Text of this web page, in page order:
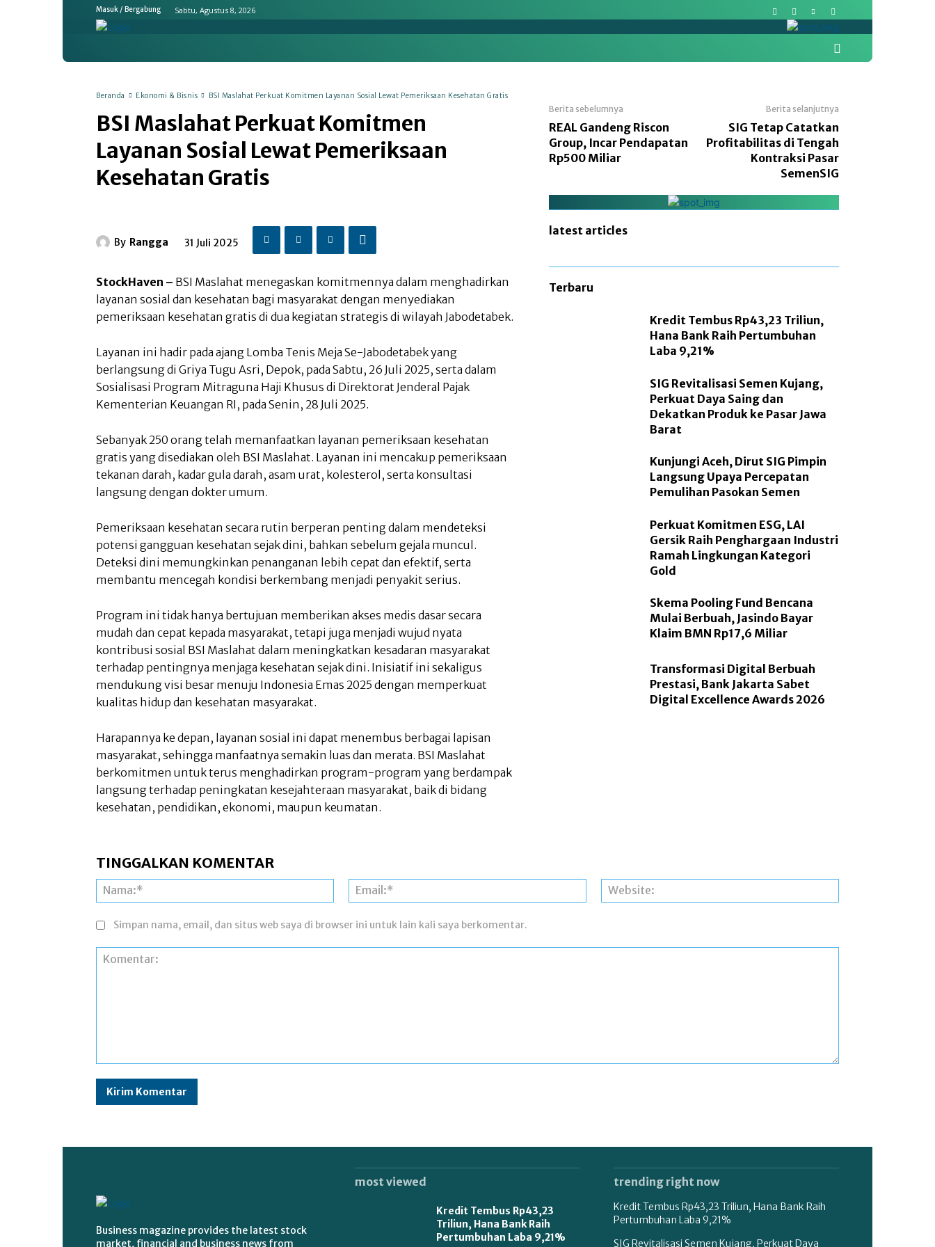
Masuk / Bergabung Sabtu, Agustus 8, 2026
Beranda Ekonomi & Bisnis BSI Maslahat Perkuat Komitmen Layanan Sosial Lewat Pemeriksaan Kesehatan Gratis
BSI Maslahat Perkuat Komitmen
Layanan Sosial Lewat Pemeriksaan
Kesehatan Gratis
By Rangga 31 Juli 2025
StockHaven – BSI Maslahat menegaskan komitmennya dalam menghadirkan
layanan sosial dan kesehatan bagi masyarakat dengan menyediakan
pemeriksaan kesehatan gratis di dua kegiatan strategis di wilayah Jabodetabek.
Layanan ini hadir pada ajang Lomba Tenis Meja Se-Jabodetabek yang
berlangsung di Griya Tugu Asri, Depok, pada Sabtu, 26 Juli 2025, serta dalam
Sosialisasi Program Mitraguna Haji Khusus di Direktorat Jenderal Pajak
Kementerian Keuangan RI, pada Senin, 28 Juli 2025.
Sebanyak 250 orang telah memanfaatkan layanan pemeriksaan kesehatan
gratis yang disediakan oleh BSI Maslahat. Layanan ini mencakup pemeriksaan
tekanan darah, kadar gula darah, asam urat, kolesterol, serta konsultasi
langsung dengan dokter umum.
Pemeriksaan kesehatan secara rutin berperan penting dalam mendeteksi
potensi gangguan kesehatan sejak dini, bahkan sebelum gejala muncul.
Deteksi dini memungkinkan penanganan lebih cepat dan efektif, serta
membantu mencegah kondisi berkembang menjadi penyakit serius.
Program ini tidak hanya bertujuan memberikan akses medis dasar secara
mudah dan cepat kepada masyarakat, tetapi juga menjadi wujud nyata
kontribusi sosial BSI Maslahat dalam meningkatkan kesadaran masyarakat
terhadap pentingnya menjaga kesehatan sejak dini. Inisiatif ini sekaligus
mendukung visi besar menuju Indonesia Emas 2025 dengan memperkuat
kualitas hidup dan kesehatan masyarakat.
Harapannya ke depan, layanan sosial ini dapat menembus berbagai lapisan
masyarakat, sehingga manfaatnya semakin luas dan merata. BSI Maslahat
berkomitmen untuk terus menghadirkan program-program yang berdampak
langsung terhadap peningkatan kesejahteraan masyarakat, baik di bidang
kesehatan, pendidikan, ekonomi, maupun keumatan.
Berita sebelumnya
REAL Gandeng Riscon
Group, Incar Pendapatan
Rp500 Miliar
Berita selanjutnya
SIG Tetap Catatkan
Profitabilitas di Tengah
Kontraksi Pasar
SemenSIG
latest articles
Terbaru
Kredit Tembus Rp43,23 Triliun,
Hana Bank Raih Pertumbuhan
Laba 9,21%
SIG Revitalisasi Semen Kujang,
Perkuat Daya Saing dan
Dekatkan Produk ke Pasar Jawa
Barat
Kunjungi Aceh, Dirut SIG Pimpin
Langsung Upaya Percepatan
Pemulihan Pasokan Semen
Perkuat Komitmen ESG, LAI
Gersik Raih Penghargaan Industri
Ramah Lingkungan Kategori
Gold
Skema Pooling Fund Bencana
Mulai Berbuah, Jasindo Bayar
Klaim BMN Rp17,6 Miliar
Transformasi Digital Berbuah
Prestasi, Bank Jakarta Sabet
Digital Excellence Awards 2026
TINGGALKAN KOMENTAR
Nama:* Email:*
Simpan nama, email, dan situs web saya di browser ini untuk lain kali saya berkomentar.
Business magazine provides the latest stock
market, financial and business news from
most viewed
Kredit Tembus Rp43,23
Triliun, Hana Bank Raih
Pertumbuhan Laba 9,21%
trending right now
Kredit Tembus Rp43,23 Triliun, Hana Bank Raih
Pertumbuhan Laba 9,21%
SIG Revitalisasi Semen Kujang, Perkuat Daya